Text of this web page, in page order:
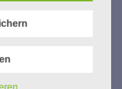
in Hamburg-
Zukunft, die ein
mit oder ohne Hilfe
Vorgangsreihe